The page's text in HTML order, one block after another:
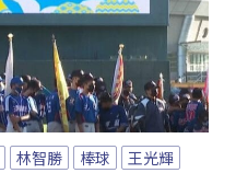
林智勝 棒球
王光輝